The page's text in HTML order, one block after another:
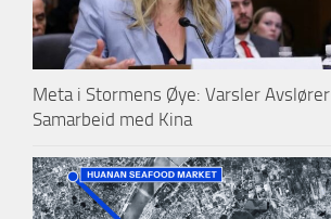
Meta i Stormens Øye: Varsler Avslører
Samarbeid med Kina